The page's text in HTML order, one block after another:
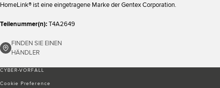
HomeLink® ist eine eingetragene Marke der Gentex Corporation.
Teilenummer(n):T4A2649
FINDEN SIE EINEN
HÄNDLER
CYBER-VORFALL
Cookie Preference